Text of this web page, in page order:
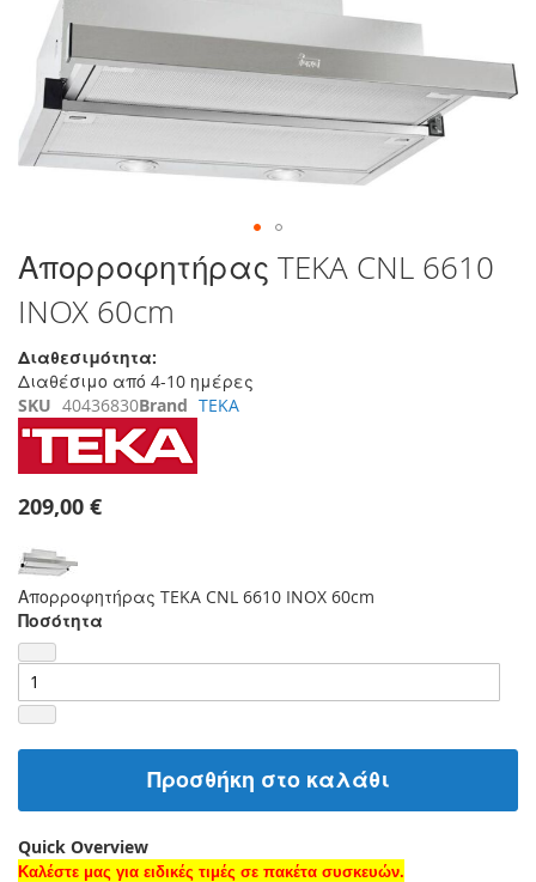
συλλογής
εικόνων
Μετάβαση
στην
αρχή
της
συλλογής
εικόνων
Απορροφητήρας TEKA CNL 6610
INOX 60cm
Διαθεσιμότητα:
Διαθέσιμο από 4-10 ημέρες
SKU 40436830Brand TEKA
209,00 €
Απορροφητήρας TEKA CNL 6610 INOX 60cm
Ποσότητα
Προσθήκη στο καλάθι
Quick Overview
Καλέστε μας για ειδικές τιμές σε πακέτα συσκευών.